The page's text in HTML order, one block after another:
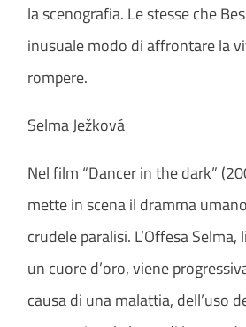
la scenografia. Le stesse che
inusuale modo di affrontare la
rompere.
Selma Ježková
Nel film “Dancer in the dark”
mette in scena il dramma
crudele paralisi. L’Offesa
un cuore d’oro, viene
causa di una malattia, dell’uso